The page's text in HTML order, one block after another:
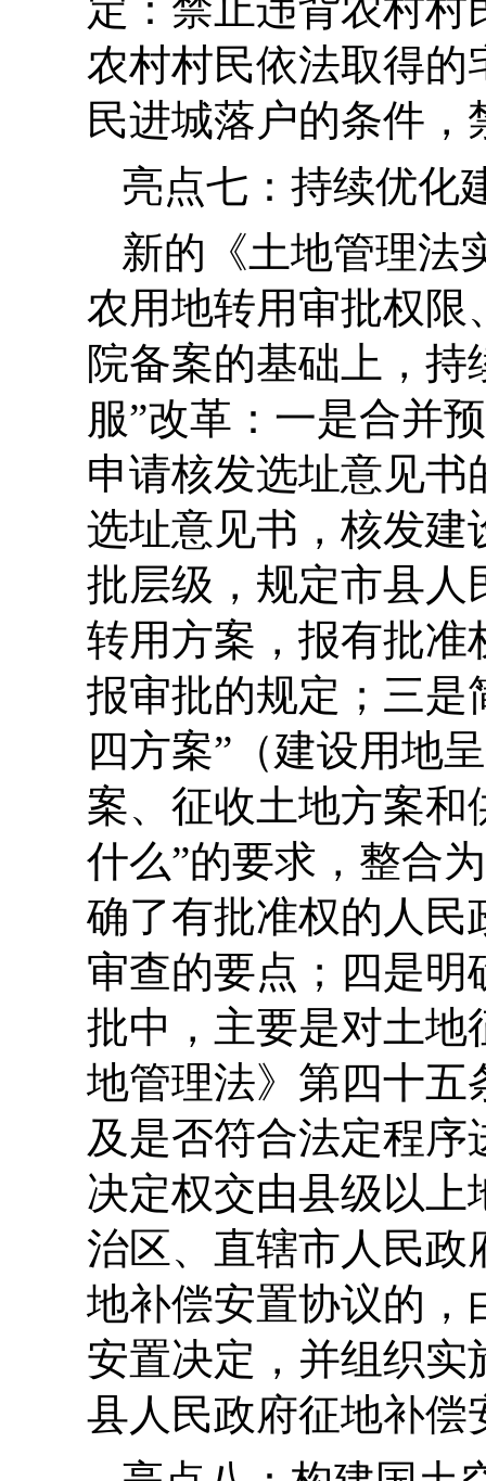
农村村民依法取得的
民进城落户的条件
亮点七：持续优化
新的《土地管理法
农用地转用审批权限
院备案的基础上，
服”改革：一是合并
申请核发选址意见
选址意见书，核发建
批层级，规定市县人
转用方案，报有批准
报审批的规定；三是
四方案”（建设用地
案、征收土地方案和
什么”的要求，整合
确了有批准权的人民
审查的要点；四是
批中，主要是对土地
地管理法》第四十五
及是否符合法定程
决定权交由县级以
治区、直辖市人民
地补偿安置协议的，
安置决定，并组织
县人民政府征地补偿